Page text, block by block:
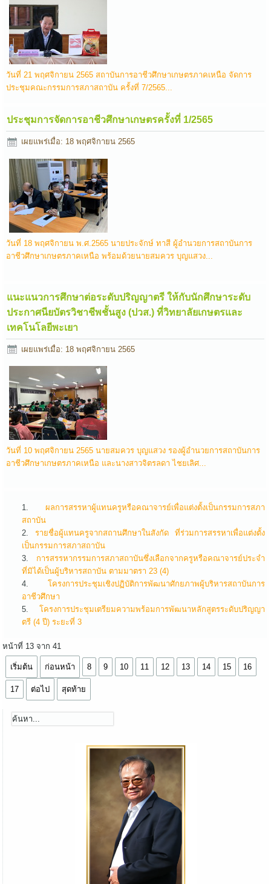
วันที่ 21 พฤศจิกายน 2565 สถาบันการอาชีวศึกษาเกษตรภาคเหนือ จัดการ
ประชุมคณะกรรมการสภาสถาบัน ครั้งที่ 7/2565...
ประชุมการจัดการอาชีวศึกษาเกษตรครั้งที่ 1/2565
เผยแพร่เมื่อ: 18 พฤศจิกายน 2565
วันที่ 18 พฤศจิกายน พ.ศ.2565 นายประจักษ์ ทาสี ผู้อำนวยการสถาบันการ
อาชีวศึกษาเกษตรภาคเหนือ พร้อมด้วยนายสมควร บุญแสวง...
แนะแนวการศึกษาต่อระดับปริญญาตรี ให้กับนักศึกษาระดับ
ประกาศนียบัตรวิชาชีพชั้นสูง (ปวส.) ที่วิทยาลัยเกษตรและ
เทคโนโลยีพะเยา
เผยแพร่เมื่อ: 18 พฤศจิกายน 2565
วันที่ 10 พฤศจิกายน 2565 นายสมควร บุญแสวง รองผู้อำนวยการสถาบันการ
อาชีวศึกษาเกษตรภาคเหนือ และนางสาวจิตรลดา ไชยเลิศ...
ผลการสรรหาผู้แทนครูหรือคณาจารย์เพื่อแต่งตั้งเป็นกรรมการสภา
สถาบัน
รายชื่อผู้แทนครูจากสถานศึกษาในสังกัด ที่ร่วมการสรรหาเพื่อแต่งตั้ง
เป็นกรรมการสภาสถาบัน
การสรรหากรรมการสภาสถาบันซึ่งเลือกจากครูหรือคณาจารย์ประจำ
ที่มิได้เป็นผู้บริหารสถาบัน ตามมาตรา 23 (4)
โครงการประชุมเชิงปฏิบัติการพัฒนาศักยภาพผู้บริหารสถาบันการ
อาชีวศึกษา
โครงการประชุมเตรียมความพร้อมการพัฒนาหลักสูตรระดับปริญญา
ตรี (4 ปี) ระยะที่ 3
หน้าที่ 13 จาก 41
เริ่มต้น ก่อนหน้า 8 9 10 11 12 13 14 15 16
17 ต่อไป สุดท้าย